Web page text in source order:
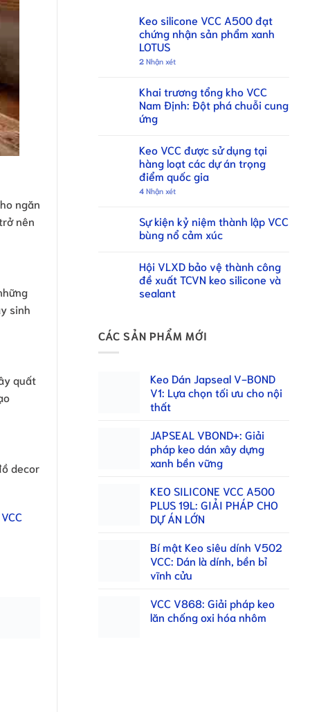
ngăn
nên
sinh
quất
decor
Keo silicone VCC A500 đạt
chứng nhận sản phẩm xanh
LOTUS
2 Nhận xét
Khai trương tổng kho VCC
Nam Định: Đột phá chuỗi cung
ứng
Keo VCC được sử dụng tại
hàng loạt các dự án trọng
điểm quốc gia
4 Nhận xét
Sự kiện kỷ niệm thành lập VCC
bùng nổ cảm xúc
Hội VLXD bảo vệ thành công
đề xuất TCVN keo silicone và
sealant
CÁC SẢN PHẨM MỚI
Keo Dán Japseal V-BOND
V1: Lựa chọn tối ưu cho nội
thất
JAPSEAL VBOND+: Giải
pháp keo dán xây dựng
xanh bền vững
KEO SILICONE VCC A500
PLUS 19L: GIẢI PHÁP CHO
DỰ ÁN LỚN
Bí mật Keo siêu dính V502
VCC: Dán là dính, bền bỉ
vĩnh cửu
VCC V868: Giải pháp keo
lăn chống oxi hóa nhôm